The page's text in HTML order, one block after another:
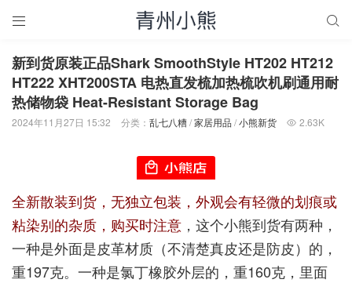
 
新到货原装正品Shark SmoothStyle HT202 HT212
HT222 XHT200STA 电热直发梳加热梳吹机刷通用耐
热储物袋 Heat-Resistant Storage Bag
2024年11月27日 15:32 分类： 乱七八糟/家居用品 /小熊新货  2.63K
全新散装到货，无独立包装，外观会有轻微的划痕或
粘染别的杂质，购买时注意 ，这个小熊到货有两种，
一种是外面是皮革材质（不清楚真皮还是防皮）的，
重197克。一种是氯丁橡胶外层的，重160克，里面